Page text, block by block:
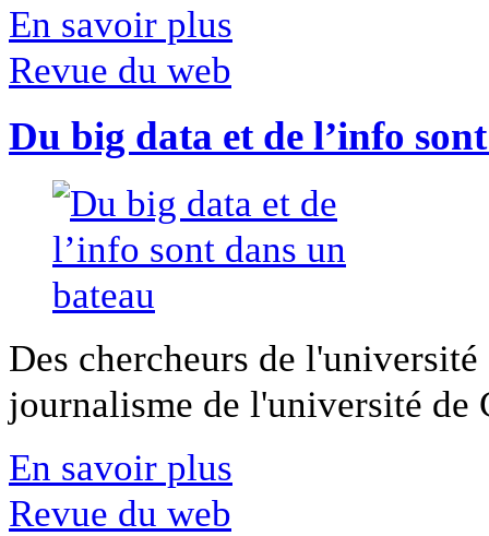
En savoir plus
Revue du web
Du big data et de l’info
Des chercheurs de
journalisme de l'université
En savoir plus
Revue du web